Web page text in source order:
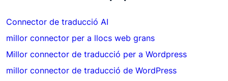
Connector de traducció AI
millor connector per a llocs web grans
Millor connector de traducció per a Wordpress
millor connector de traducció de WordPress